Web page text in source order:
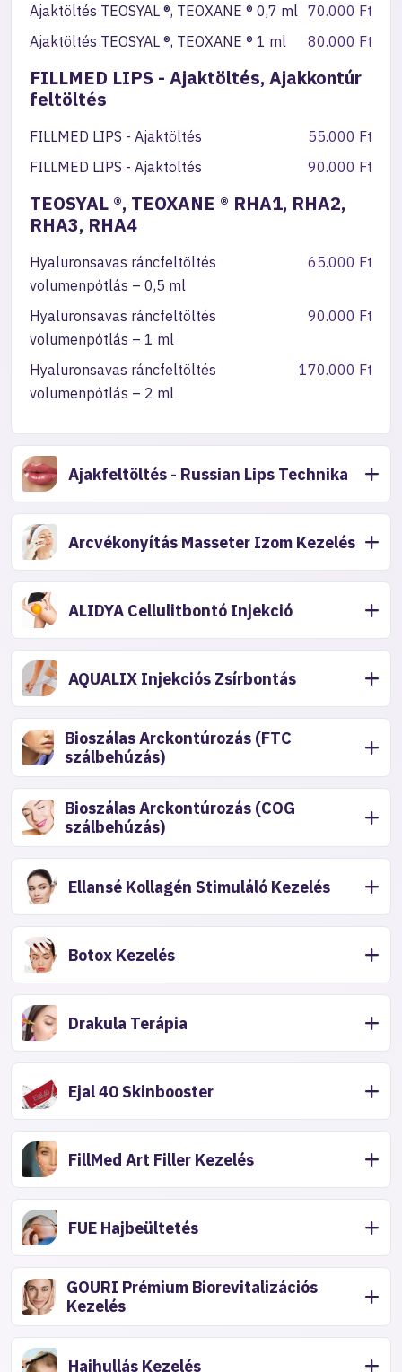
Ajaktöltés TEOSYAL ®, TEOXANE ® 0,7 ml 70.000 Ft
Ajaktöltés TEOSYAL ®, TEOXANE ® 1 ml
80.000 Ft
FILLMED LIPS - Ajaktöltés, Ajakkontúr
feltöltés
FILLMED LIPS - Ajaktöltés
55.000 Ft
FILLMED LIPS - Ajaktöltés
90.000 Ft
TEOSYAL ®, TEOXANE ® RHA1, RHA2,
RHA3, RHA4
Hyaluronsavas ráncfeltöltés
volumenpótlás – 0,5 ml
65.000 Ft
Hyaluronsavas ráncfeltöltés
volumenpótlás – 1 ml
90.000 Ft
Hyaluronsavas ráncfeltöltés
volumenpótlás – 2 ml
170.000 Ft
Ajakfeltöltés - Russian Lips Technika
Arcvékonyítás Masseter Izom Kezelés
ALIDYA Cellulitbontó Injekció
AQUALIX Injekciós Zsírbontás
Bioszálas Arckontúrozás (FTC
szálbehúzás)
Bioszálas Arckontúrozás (COG
szálbehúzás)
Ellansé Kollagén Stimuláló Kezelés
Botox Kezelés
Drakula Terápia
Ejal 40 Skinbooster
FillMed Art Filler Kezelés
FUE Hajbeültetés
GOURI Prémium Biorevitalizációs
Kezelés
Hajhullás Kezelés